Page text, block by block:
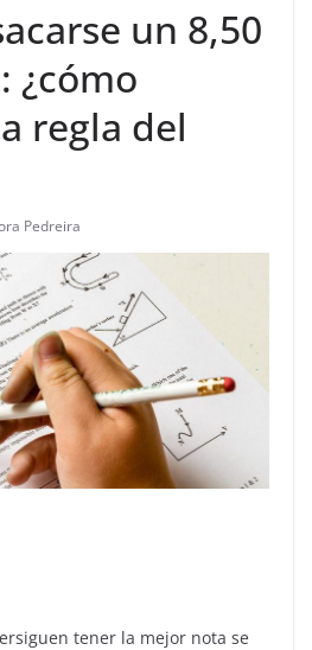
un 8,50
¿cómo
regla del
Pedreira
tener la mejor nota se